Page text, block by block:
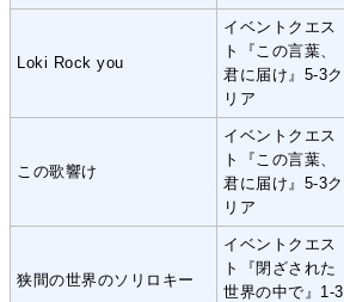
Loki Rock you
イベントクエス
ト『この言葉、
君に届け』5-3ク
リア
この歌響け
イベントクエス
ト『この言葉、
君に届け』5-3ク
リア
狭間の世界のソリロキー
イベントクエス
ト『閉ざされた
世界の中で』1-3